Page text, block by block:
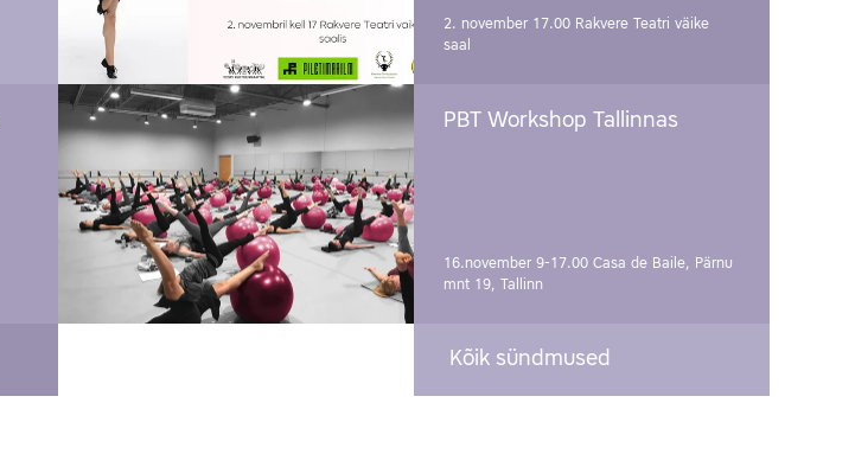
2. november 17.00 Rakvere Teatri väike
saal
PBT Workshop Tallinnas
16.november 9-17.00 Casa de Baile, Pärnu
mnt 19, Tallinn
Kõik sündmused